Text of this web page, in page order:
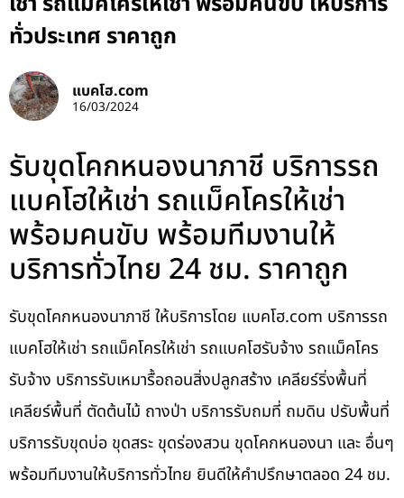
ทั่วประเทศ ราคาถูก
แบคโฮ.com
16/03/2024
รับขุดโคกหนองนาภาชี บริการรถ
แบคโฮให้เช่า รถแม็คโครให้เช่า
พร้อมคนขับ พร้อมทีมงานให้
บริการทั่วไทย 24 ชม. ราคาถูก
รับขุดโคกหนองนาภาชี ให้บริการโดย แบคโฮ.com บริการรถ
แบคโฮให้เช่า รถแม็คโครให้เช่า รถแบคโฮรับจ้าง รถแม็คโคร
รับจ้าง บริการรับเหมารื้อถอนสิ่งปลูกสร้าง เคลียร์ริ่งพื้นที่
เคลียร์พื้นที่ ตัดต้นไม้ ถางป่า บริการรับถมที่ ถมดิน ปรับพื้นที่
บริการรับขุดบ่อ ขุดสระ ขุดร่องสวน ขุดโคกหนองนา และ อื่นๆ
พร้อมทีมงานให้บริการทั่วไทย ยินดีให้คำปรึกษาตลอด 24 ชม.